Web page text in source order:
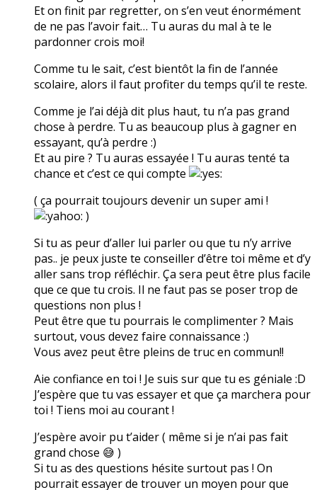
Et on finit par regretter, on s’en veut énormément
de ne pas l’avoir fait… Tu auras du mal à te le
pardonner crois moi!
Comme tu le sait, c’est bientôt la fin de l’année
scolaire, alors il faut profiter du temps qu’il te reste.
Comme je l’ai déjà dit plus haut, tu n’a pas grand
chose à perdre. Tu as beaucoup plus à gagner en
essayant, qu’à perdre :)
Et au pire ? Tu auras essayée ! Tu auras tenté ta
chance et c’est ce qui compte
( ça pourrait toujours devenir un super ami !
)
Si tu as peur d’aller lui parler ou que tu n’y arrive
pas.. je peux juste te conseiller d’être toi même et d’y
aller sans trop réfléchir. Ça sera peut être plus facile
que ce que tu crois. Il ne faut pas se poser trop de
questions non plus !
Peut être que tu pourrais le complimenter ? Mais
surtout, vous devez faire connaissance :)
Vous avez peut être pleins de truc en commun!!
Aie confiance en toi ! Je suis sur que tu es géniale :D
J’espère que tu vas essayer et que ça marchera pour
toi ! Tiens moi au courant !
J’espère avoir pu t’aider ( même si je n’ai pas fait
grand chose 😅 )
Si tu as des questions hésite surtout pas ! On
pourrait essayer de trouver un moyen pour que